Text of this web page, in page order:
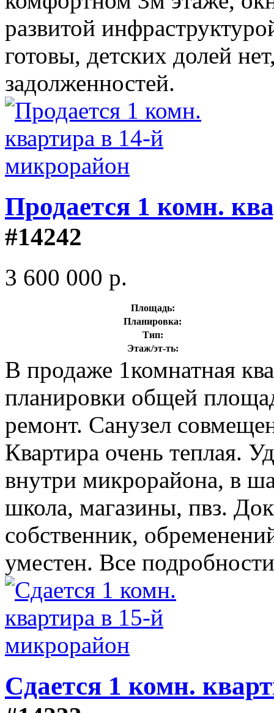
развитой
готовы, детских долей
задолженностей.
Продается 1 комн.
#14242
3 600 000 р.
Площадь:
Планировка:
Тип:
Этаж/эт-ть:
В продаже 1комнатная
планировки общей
ремонт. Санузел
Квартира очень теплая.
внутри микрорайона, в
школа, магазины, пвз.
собственник,
уместен. Все
Сдается 1 комн.